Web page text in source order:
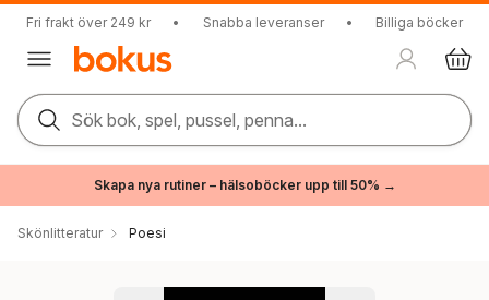
Fri frakt över 249 kr • Snabba leveranser • Billiga böcker
Sök bok, spel, pussel, penna...
Skapa nya rutiner – hälsoböcker upp till 50% →
Skönlitteratur Poesi